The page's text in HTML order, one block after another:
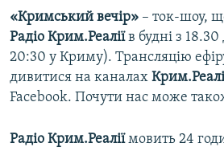
«Кримський вечір» – ток-шоу,
Радіо Крим.Реаліїв будні з
20:30 у Криму). Трансляцію
дивитися на каналах
Facebook. Почути нас може
Радіо Крим.Реаліїмовить 24